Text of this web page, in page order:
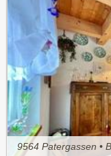
9564 Patergassen •